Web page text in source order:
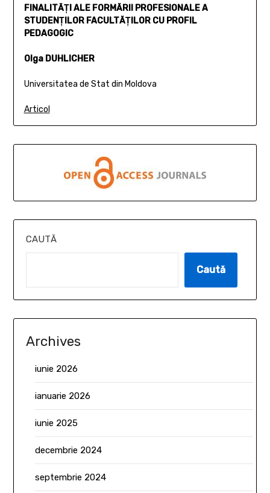
FINALITĂŢI ALE FORMĂRII PROFESIONALE A
STUDENŢILOR FACULTĂŢILOR CU PROFIL
PEDAGOGIC
Olga DUHLICHER
Universitatea de Stat din Moldova
Articol
CAUTĂ
Caută
Archives
iunie 2026
ianuarie 2026
iunie 2025
decembrie 2024
septembrie 2024